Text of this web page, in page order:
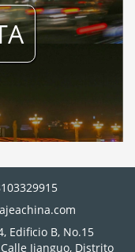
Edificio B, No.15
Jianguo, Distrito